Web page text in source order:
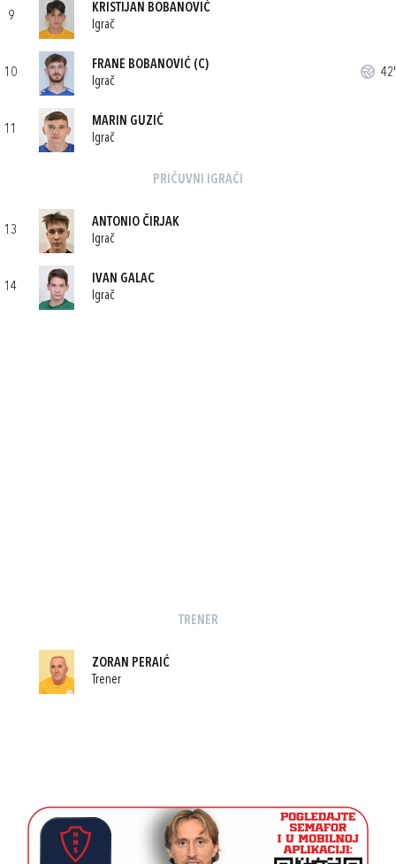
9
KRISTIJAN BOBANOVIĆ
Igrač
10
FRANE BOBANOVIĆ (C)
Igrač
42'
11
MARIN GUZIĆ
Igrač
PRIČUVNI IGRAČI
13
ANTONIO ČIRJAK
Igrač
14
IVAN GALAC
Igrač
TRENER
ZORAN PERAIĆ
Trener